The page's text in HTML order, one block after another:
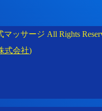
ッサージ All Rights
式会社)